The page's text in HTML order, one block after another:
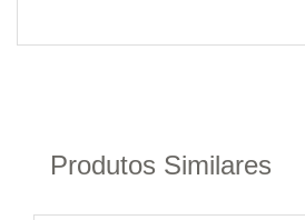
Produtos Similares